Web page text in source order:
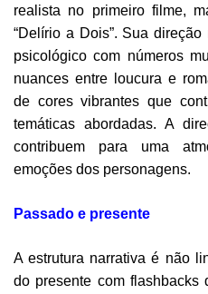
realista no primeiro filme,
“Delírio a Dois”. Sua
psicológico com números
nuances entre loucura e
de cores vibrantes que
temáticas abordadas. A
contribuem para uma
emoções dos personagens.
Passado e presente
A estrutura narrativa é não
do presente com